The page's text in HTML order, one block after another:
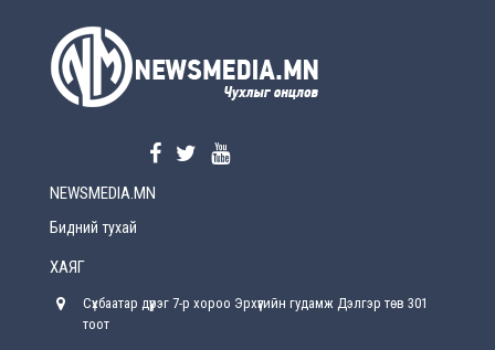
2026-08-5
2026-08-5
хүрсэн өгөөжөөрөө ажлаа үнэлж, хэрэгжилтээ
NEWSMEDIA.MN
Бидний тухай
ХАЯГ
Сүхбаатар дүүрэг 7-р хороо Эрхүүгийн гудамж Дэлгэр төв 301
тоот